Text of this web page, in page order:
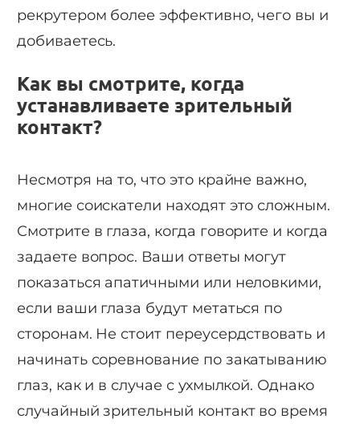
рекрутером более эффективно, чего вы и
добиваетесь.
Как вы смотрите, когда
устанавливаете зрительный
контакт?
Несмотря на то, что это крайне важно,
многие соискатели находят это сложным.
Смотрите в глаза, когда говорите и когда
задаете вопрос. Ваши ответы могут
показаться апатичными или неловкими,
если ваши глаза будут метаться по
сторонам. Не стоит переусердствовать и
начинать соревнование по закатыванию
глаз, как и в случае с ухмылкой. Однако
случайный зрительный контакт во время